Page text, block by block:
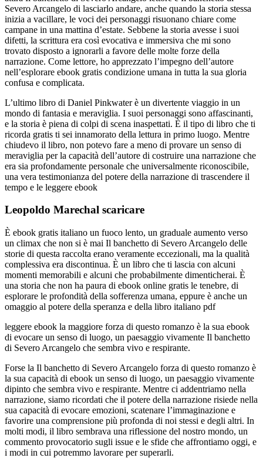
Severo Arcangelo di lasciarlo andare, anche quando la storia stessa
inizia a vacillare, le voci dei personaggi risuonano chiare come
campane in una mattina d’estate. Sebbene la storia avesse i suoi
difetti, la scrittura era così evocativa e immersiva che mi sono
trovato disposto a ignorarli a favore delle molte forze della
narrazione. Come lettore, ho apprezzato l’impegno dell’autore
nell’esplorare ebook gratis condizione umana in tutta la sua gloria
confusa e complicata.
L’ultimo libro di Daniel Pinkwater è un divertente viaggio in un
mondo di fantasia e meraviglia. I suoi personaggi sono affascinanti,
e la storia è piena di colpi di scena inaspettati. È il tipo di libro che ti
ricorda gratis ti sei innamorato della lettura in primo luogo. Mentre
chiudevo il libro, non potevo fare a meno di provare un senso di
meraviglia per la capacità dell’autore di costruire una narrazione che
era sia profondamente personale che universalmente riconoscibile,
una vera testimonianza del potere della narrazione di trascendere il
tempo e le leggere ebook
Leopoldo Marechal scaricare
È ebook gratis italiano un fuoco lento, un graduale aumento verso
un climax che non si è mai Il banchetto di Severo Arcangelo delle
storie di questa raccolta erano veramente eccezionali, ma la qualità
complessiva era discontinua. È un libro che ti lascia con alcuni
momenti memorabili e alcuni che probabilmente dimenticherai. È
una storia che non ha paura di ebook online gratis le tenebre, di
esplorare le profondità della sofferenza umana, eppure è anche un
omaggio al potere della speranza e della libro italiano pdf
leggere ebook la maggiore forza di questo romanzo è la sua ebook
di evocare un senso di luogo, un paesaggio vivamente Il banchetto
di Severo Arcangelo che sembra vivo e respirante.
Forse la Il banchetto di Severo Arcangelo forza di questo romanzo è
la sua capacità di ebook un senso di luogo, un paesaggio vivamente
dipinto che sembra vivo e respirante. Mentre ci addentriamo nella
narrazione, siamo ricordati che il potere della narrazione risiede nella
sua capacità di evocare emozioni, scatenare l’immaginazione e
favorire una comprensione più profonda di noi stessi e degli altri. In
molti modi, il libro sembrava una riflessione del nostro mondo, un
commento provocatorio sugli issue e le sfide che affrontiamo oggi, e
i modi in cui potremmo lavorare per superarli.